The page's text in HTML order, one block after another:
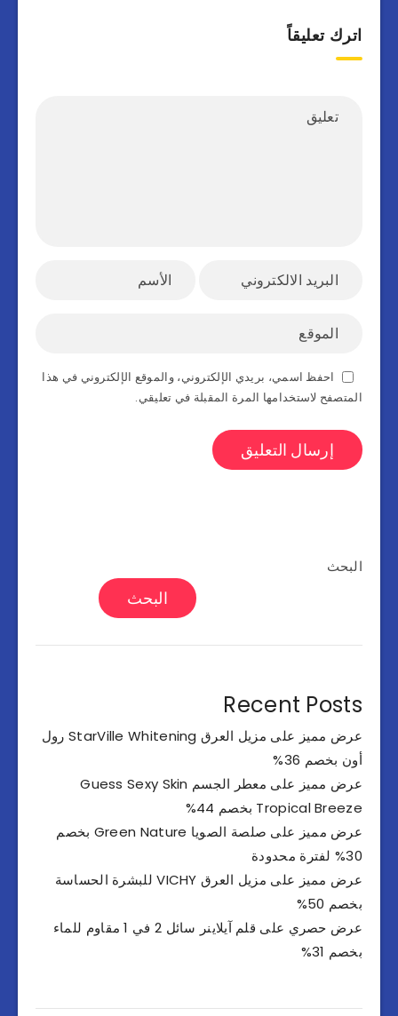
اترك تعليقاً
احفظ اسمي، بريدي الإلكتروني، والموقع الإلكتروني في هذا
المتصفح لاستخدامها المرة المقبلة في تعليقي.
البحث
البحث
Recent Posts
عرض مميز على مزيل العرق StarVille Whitening رول
أون بخصم 36%
عرض مميز على معطر الجسم Guess Sexy Skin
Tropical Breeze بخصم 44%
عرض مميز على صلصة الصويا Green Nature بخصم
30% لفترة محدودة
عرض مميز على مزيل العرق VICHY للبشرة الحساسة
بخصم 50%
عرض حصري على قلم آيلاينر سائل 2 في 1 مقاوم للماء
بخصم 31%